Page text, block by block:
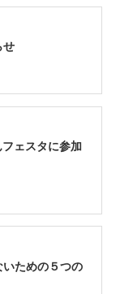
せ
ェスタに参加
ための５つの